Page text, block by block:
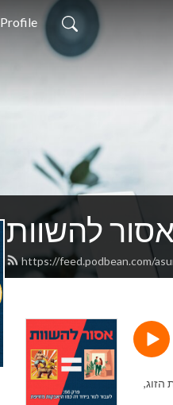
Profile
אסור להשוות
https://feed.podbean.com/
הזוג,